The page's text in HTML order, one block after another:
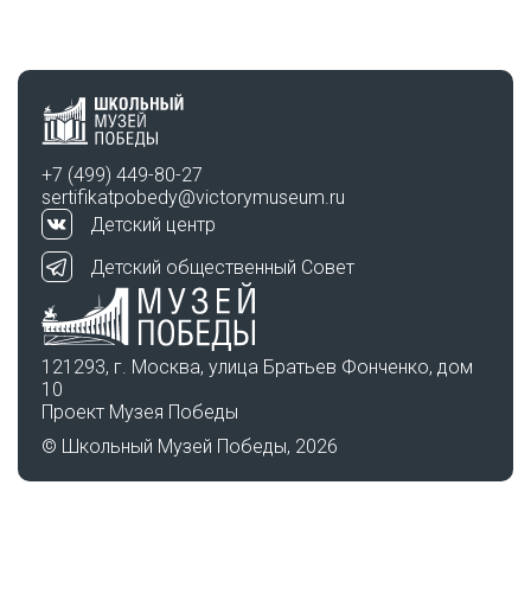
+7 (499) 449-80-27
sertifikatpobedy@victorymuseum.ru
Детский центр
Детский общественный Совет
121293, г. Москва, улица Братьев Фонченко, дом
10
Проект Музея Победы
© Школьный Музей Победы, 2026